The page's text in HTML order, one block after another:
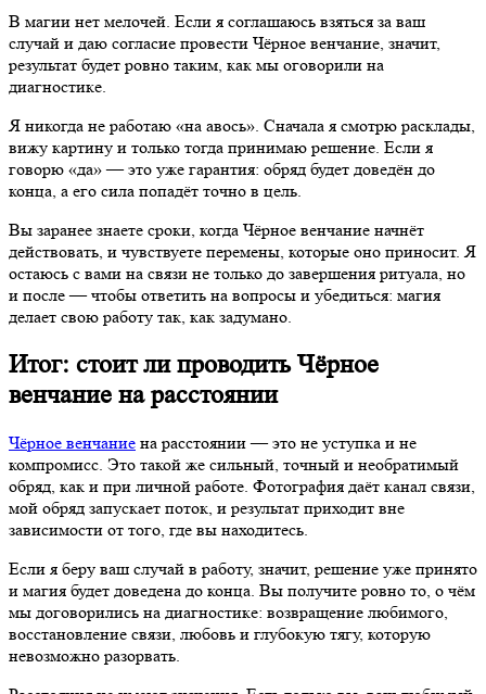
В магии нет мелочей. Если я соглашаюсь взяться за ваш
случай и даю согласие провести Чёрное венчание, значит,
результат будет ровно таким, как мы оговорили на
диагностике.
Я никогда не работаю «на авось». Сначала я смотрю расклады,
вижу картину и только тогда принимаю решение. Если я
говорю «да» — это уже гарантия: обряд будет доведён до
конца, а его сила попадёт точно в цель.
Вы заранее знаете сроки, когда Чёрное венчание начнёт
действовать, и чувствуете перемены, которые оно приносит. Я
остаюсь с вами на связи не только до завершения ритуала, но
и после — чтобы ответить на вопросы и убедиться: магия
делает свою работу так, как задумано.
Итог: стоит ли проводить Чёрное
венчание на расстоянии
Чёрное венчание на расстоянии — это не уступка и не
компромисс. Это такой же сильный, точный и необратимый
обряд, как и при личной работе. Фотография даёт канал связи,
мой обряд запускает поток, и результат приходит вне
зависимости от того, где вы находитесь.
Если я беру ваш случай в работу, значит, решение уже принято
и магия будет доведена до конца. Вы получите ровно то, о чём
мы договорились на диагностике: возвращение любимого,
восстановление связи, любовь и глубокую тягу, которую
невозможно разорвать.